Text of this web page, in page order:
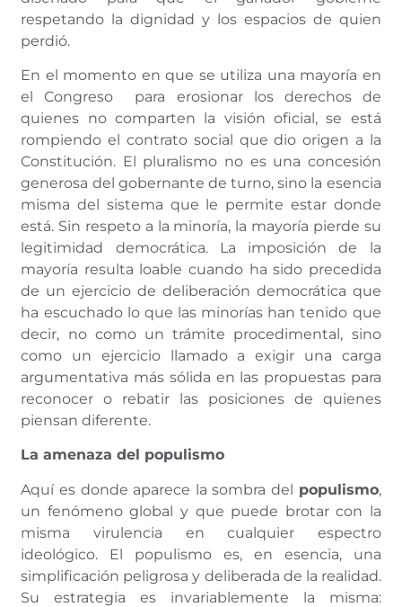
respetando la dignidad y los espacios de quien
perdió.
En el momento en que se utiliza una mayoría en
el Congreso para erosionar los derechos de
quienes no comparten la visión oficial, se está
rompiendo el contrato social que dio origen a la
Constitución. El pluralismo no es una concesión
generosa del gobernante de turno, sino la esencia
misma del sistema que le permite estar donde
está. Sin respeto a la minoría, la mayoría pierde su
legitimidad democrática. La imposición de la
mayoría resulta loable cuando ha sido precedida
de un ejercicio de deliberación democrática que
ha escuchado lo que las minorías han tenido que
decir, no como un trámite procedimental, sino
como un ejercicio llamado a exigir una carga
argumentativa más sólida en las propuestas para
reconocer o rebatir las posiciones de quienes
piensan diferente.
La amenaza del populismo
Aquí es donde aparece la sombra del populismo,
un fenómeno global y que puede brotar con la
misma virulencia en cualquier espectro
ideológico. El populismo es, en esencia, una
simplificación peligrosa y deliberada de la realidad.
Su estrategia es invariablemente la misma: